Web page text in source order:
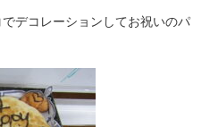
デコレーションしてお祝いのパ